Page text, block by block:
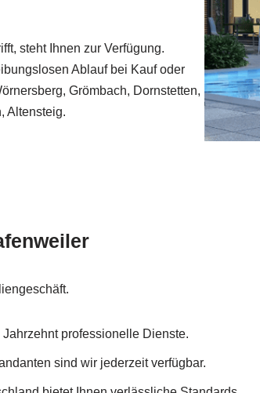
steht Ihnen zur Verfügung.
Ablauf bei Kauf oder
Grömbach, Dornstetten,
Altensteig.
professionelle Dienste.
sind wir jederzeit verfügbar.